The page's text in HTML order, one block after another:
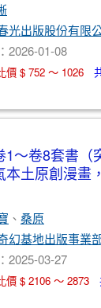
光出版股份有限
2026-01-08
價 $ 752 ～ 1026
1～卷8套書（
本土原創漫畫
、 桑原
幻基地出版事業
2025-03-27
價 $ 2106 ～ 2873